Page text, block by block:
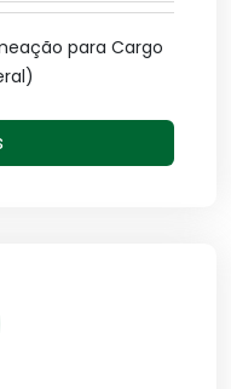
para Cargo